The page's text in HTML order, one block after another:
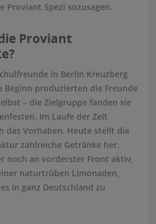
Proviant Spezi sozusagen.
Proviant
in Berlin Kreuzberg
Beginn produzierten die Freunde
– die Zielgruppe fanden sie
Im Laufe der Zeit
das Vorhaben. Heute stellt die
zahlreiche Getränke her.
noch an vorderster Front aktiv,
naturtrüben Limonaden,
in ganz Deutschland zu